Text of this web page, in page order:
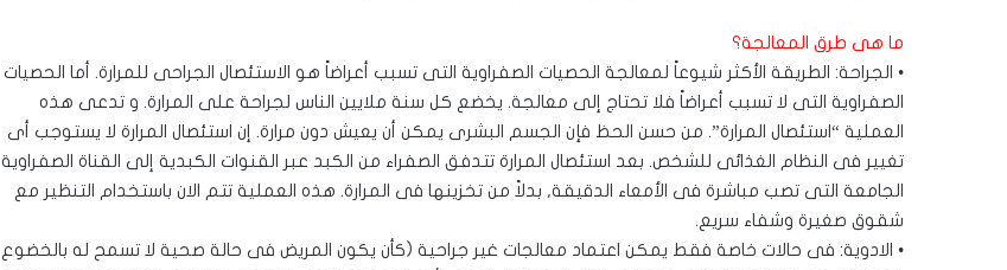
ما هى طرق المعالجة؟
• الجراحة: الطريقة الأكثر شيوعاً لمعالجة الحصيات الصفراوية التى تسبب أعراضاً هو الاستئصال الجراحى للمرارة. أما الحصيات
الصفراوية التى لا تسبب أعراضاً فلا تحتاج إلى معالجة. يخضع كل سنة ملايين الناس لجراحة على المرارة. و تدعى هذه
العملية “استئصال المرارة”. من حسن الحظ فإن الجسم البشرى يمكن أن يعيش دون مرارة. إن استئصال المرارة لا يستوجب أى
تغيير فى النظام الغذائى للشخص. بعد استئصال المرارة تتدفق الصفراء من الكبد عبر القنوات الكبدية إلى القناة الصفراوية
الجامعة التى تصب مباشرة فى الأمعاء الدقيقة, بدلاً من تخزينها فى المرارة. هذه العملية تتم الان باستخدام التنظير مع
شقوق صغيرة وشفاء سريع.
• الادوية: فى حالات خاصة فقط يمكن اعتماد معالجات غير جراحية (كأن يكون المريض فى حالة صحية لا تسمح له بالخضوع